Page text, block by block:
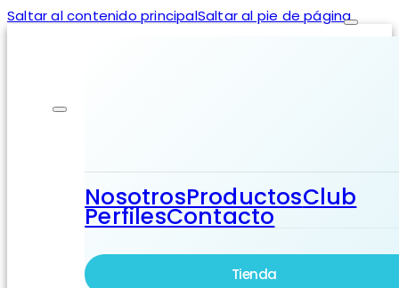
Saltar al contenido principalSaltar al pie de página
NosotrosProductosClub
PerfilesContacto
Tienda